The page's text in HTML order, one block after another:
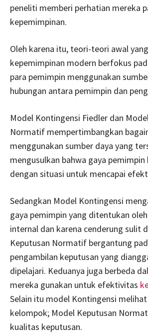
peneliti memberi perhatian mereka
kepemimpinan.
Oleh karena itu, teori-teori awal
kepemimpinan modern berfokus
para pemimpin menggunakan
hubungan antara pemimpin dan
Model Kontingensi Fiedler dan
Normatif mempertimbangkan
menggunakan sumber daya yang
mengusulkan bahwa gaya pemimpin
dengan situasi untuk mencapai
Sedangkan Model Kontingensi
gaya pemimpin yang ditentukan
internal dan karena cenderung sulit
Keputusan Normatif bergantung
pengambilan keputusan yang
dipelajari. Keduanya juga berbeda
mereka gunakan untuk efektivitas
Selain itu model Kontingensi
kelompok; Model Keputusan
kualitas keputusan.